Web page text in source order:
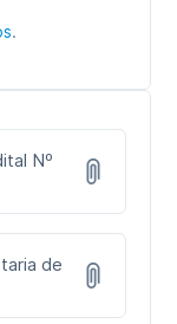
.
Nº
de